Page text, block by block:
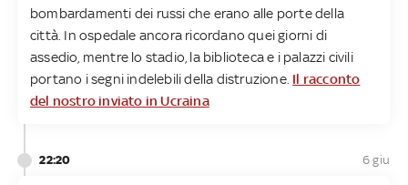
bombardamenti dei russi che erano alle porte della
città. In ospedale ancora ricordano quei giorni di
assedio, mentre lo stadio, la biblioteca e i palazzi civili
portano i segni indelebili della distruzione. Il racconto
del nostro inviato in Ucraina
22:20 6 giu